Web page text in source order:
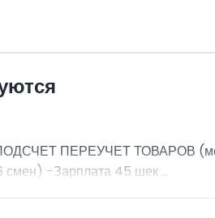
ПЕРЕУЧЕТ ТОВАРОВ
-Зарплата 45 шек ...